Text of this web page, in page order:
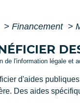
> Financement >
de l'information légale et
d'aides
Des aides